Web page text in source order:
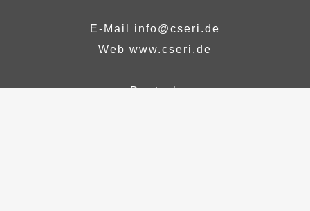
E-Mail info@cseri.de
Web www.cseri.de
Deutsch